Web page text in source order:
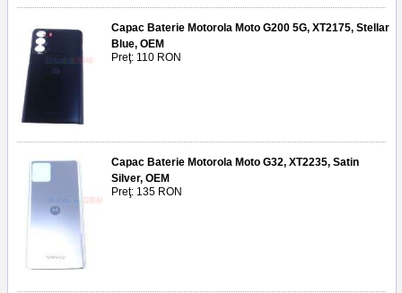
Capac Baterie Motorola Moto G200 5G, XT2175, Stellar
Blue, OEM
Preţ: 110 RON
Capac Baterie Motorola Moto G32, XT2235, Satin
Silver, OEM
Preţ: 135 RON